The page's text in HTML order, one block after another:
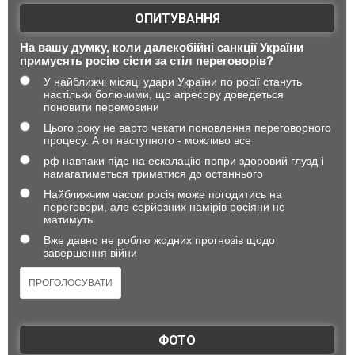
ОПИТУВАННЯ
На вашу думку, коли далекобійні санкції України
примусять росію сісти за стіл переговорів?
У найближчі місяці удари України по росії стануть
настільки болючими, що агресору доведеться
поновити перемовини
Цього року не варто чекати поновлення переговорного
процесу. А от наступного - можливо все
рф навпаки піде на ескалацію попри здоровий глузд і
намагатиметься триматися до останнього
Найближчим часом росія може погодитись на
переговори, але серйозних намірів росіяни не
матимуть
Вже давно не роблю жодних прогнозів щодо
завершення війни
ФОТО